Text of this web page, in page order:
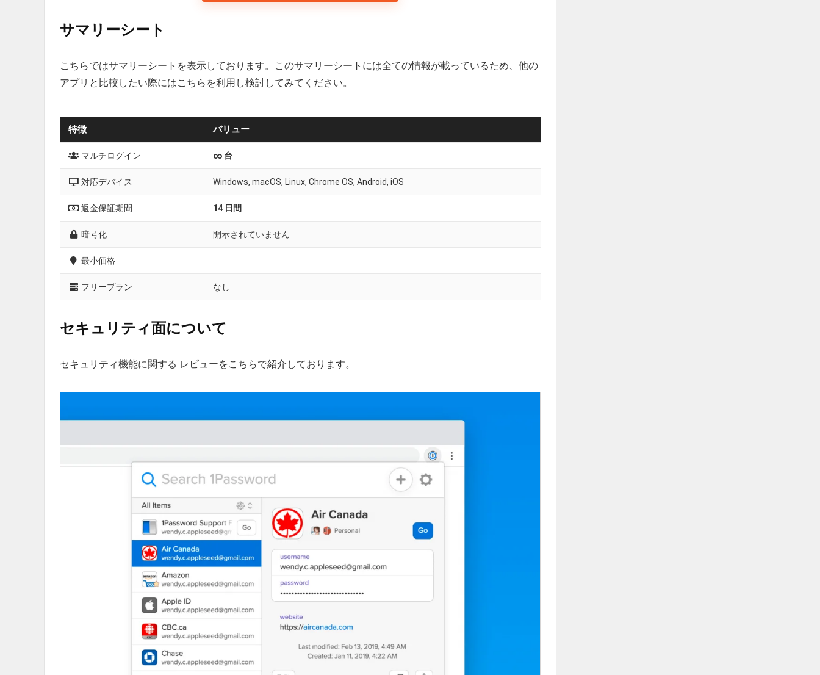
サマリーシート
こちらではサマリーシートを表示しております。このサマリーシートには全ての情報が載っているため、他の
アプリと比較したい際にはこちらを利用し検討してみてください。
特徴 バリュー
マルチログイン ∞ 台
対応デバイス Windows, macOS, Linux, Chrome OS, Android, iOS
返金保証期間 14 日間
暗号化 開示されていません
最小価格
フリープラン なし
セキュリティ面について
セキュリティ機能に関する レビューをこちらで紹介しております。